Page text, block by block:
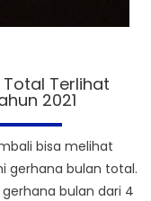
Terlihat
2021
bisa melihat
gerhana bulan total.
bulan dari 4